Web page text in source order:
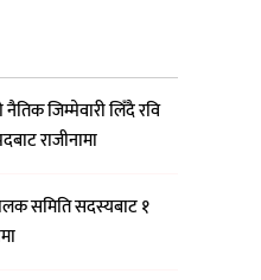
नैतिक जिम्मेवारी लिँदै रवि
राजीनामा
समिति सदस्यबाट १